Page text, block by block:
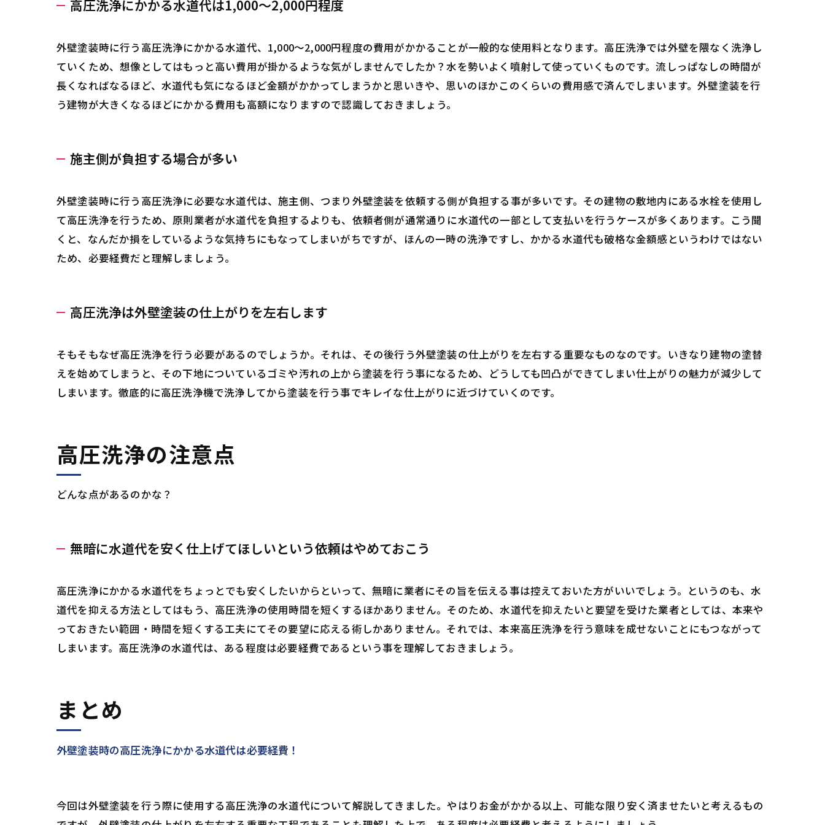
高圧洗浄にかかる水道代は1,000～2,000円程度
外壁塗装時に行う高圧洗浄にかかる水道代、1,000～2,000円程度の費用がかかることが一般的な使用料となります。高圧洗浄では外壁を隈なく洗浄し
ていくため、想像としてはもっと高い費用が掛かるような気がしませんでしたか？水を勢いよく噴射して使っていくものです。流しっぱなしの時間が
長くなればなるほど、水道代も気になるほど金額がかかってしまうかと思いきや、思いのほかこのくらいの費用感で済んでしまいます。外壁塗装を行
う建物が大きくなるほどにかかる費用も高額になりますので認識しておきましょう。
施主側が負担する場合が多い
外壁塗装時に行う高圧洗浄に必要な水道代は、施主側、つまり外壁塗装を依頼する側が負担する事が多いです。その建物の敷地内にある水栓を使用し
て高圧洗浄を行うため、原則業者が水道代を負担するよりも、依頼者側が通常通りに水道代の一部として支払いを行うケースが多くあります。こう聞
くと、なんだか損をしているような気持ちにもなってしまいがちですが、ほんの一時の洗浄ですし、かかる水道代も破格な金額感というわけではない
ため、必要経費だと理解しましょう。
高圧洗浄は外壁塗装の仕上がりを左右します
そもそもなぜ高圧洗浄を行う必要があるのでしょうか。それは、その後行う外壁塗装の仕上がりを左右する重要なものなのです。いきなり建物の塗替
えを始めてしまうと、その下地についているゴミや汚れの上から塗装を行う事になるため、どうしても凹凸ができてしまい仕上がりの魅力が減少して
しまいます。徹底的に高圧洗浄機で洗浄してから塗装を行う事でキレイな仕上がりに近づけていくのです。
高圧洗浄の注意点
どんな点があるのかな？
無暗に水道代を安く仕上げてほしいという依頼はやめておこう
高圧洗浄にかかる水道代をちょっとでも安くしたいからといって、無暗に業者にその旨を伝える事は控えておいた方がいいでしょう。というのも、水
道代を抑える方法としてはもう、高圧洗浄の使用時間を短くするほかありません。そのため、水道代を抑えたいと要望を受けた業者としては、本来や
っておきたい範囲・時間を短くする工夫にてその要望に応える術しかありません。それでは、本来高圧洗浄を行う意味を成せないことにもつながって
しまいます。高圧洗浄の水道代は、ある程度は必要経費であるという事を理解しておきましょう。
外壁塗装時の高圧洗浄にかかる水道代は必要経費！
まとめ
今回は外壁塗装を行う際に使用する高圧洗浄の水道代について解説してきました。やはりお金がかかる以上、可能な限り安く済ませたいと考えるもの